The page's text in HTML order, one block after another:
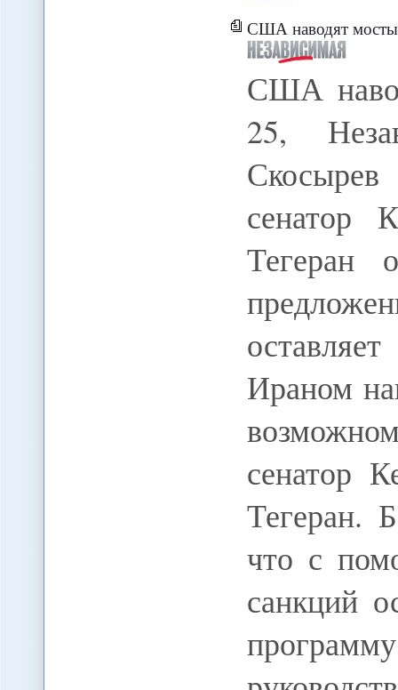
США наводят мосты
США
25,
сенатор
Тегеран
Ираном
сенатор
Тегеран.
что с
санкций